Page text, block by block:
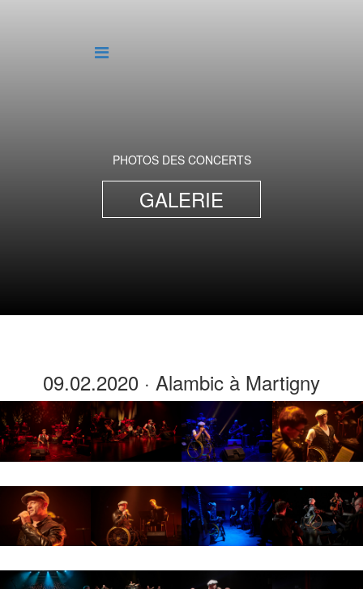
PHOTOS DES CONCERTS
GALERIE
09.02.2020 · Alambic à Martigny